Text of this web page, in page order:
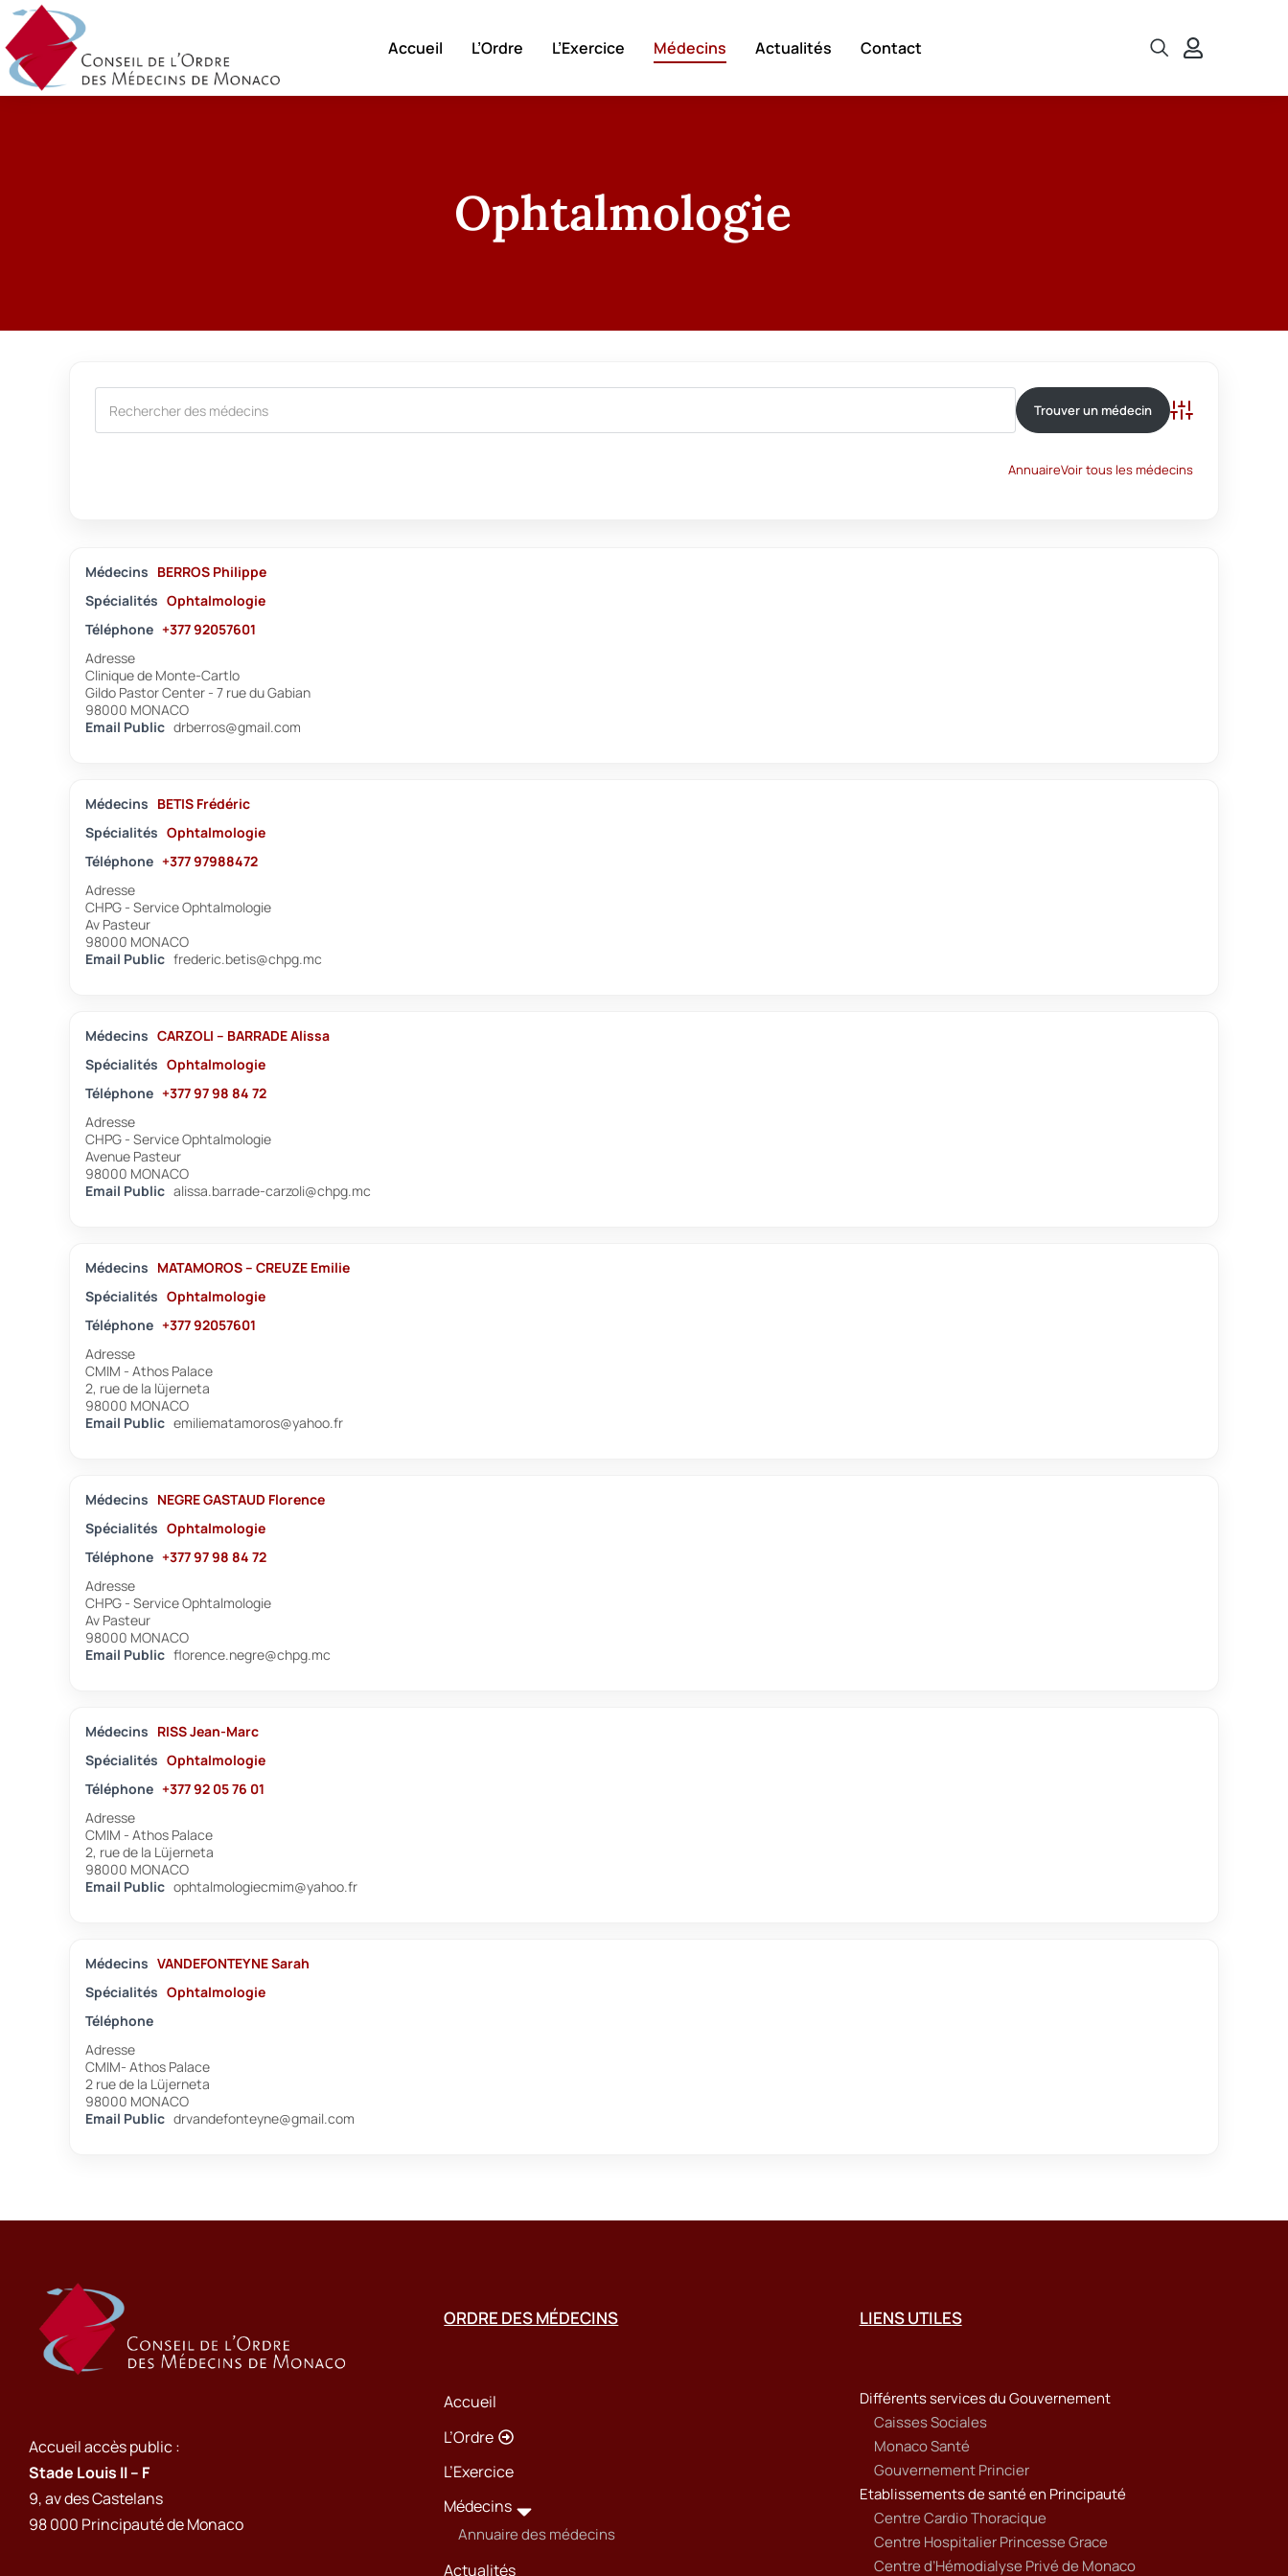
Accueil L’Ordre L’Exercice Médecins Actualités Contact
Ophtalmologie
Recherche
AnnuaireVoir tous les médecins
Médecins BERROS Philippe
Spécialités Ophtalmologie
Téléphone +377 92057601
Adresse
Clinique de Monte-Cartlo
Gildo Pastor Center - 7 rue du Gabian
98000 MONACO
Email Public drberros@gmail.com
Médecins BETIS Frédéric
Spécialités Ophtalmologie
Téléphone +377 97988472
Adresse
CHPG - Service Ophtalmologie
Av Pasteur
98000 MONACO
Email Public frederic.betis@chpg.mc
Médecins CARZOLI – BARRADE Alissa
Spécialités Ophtalmologie
Téléphone +377 97 98 84 72
Adresse
CHPG - Service Ophtalmologie
Avenue Pasteur
98000 MONACO
Email Public alissa.barrade-carzoli@chpg.mc
Médecins MATAMOROS – CREUZE Emilie
Spécialités Ophtalmologie
Téléphone +377 92057601
Adresse
CMIM - Athos Palace
2, rue de la lüjerneta
98000 MONACO
Email Public emiliematamoros@yahoo.fr
Médecins NEGRE GASTAUD Florence
Spécialités Ophtalmologie
Téléphone +377 97 98 84 72
Adresse
CHPG - Service Ophtalmologie
Av Pasteur
98000 MONACO
Email Public florence.negre@chpg.mc
Médecins RISS Jean-Marc
Spécialités Ophtalmologie
Téléphone +377 92 05 76 01
Adresse
CMIM - Athos Palace
2, rue de la Lüjerneta
98000 MONACO
Email Public ophtalmologiecmim@yahoo.fr
Médecins VANDEFONTEYNE Sarah
Spécialités Ophtalmologie
Téléphone
Adresse
CMIM- Athos Palace
2 rue de la Lüjerneta
98000 MONACO
Email Public drvandefonteyne@gmail.com
Accueil accès public :
Stade Louis II – F
9, av des Castelans
98 000 Principauté de Monaco
ORDRE DES MÉDECINS
Accueil
L’Ordre
L’Exercice
Médecins
Annuaire des médecins
Actualités
LIENS UTILES
Différents services du Gouvernement
Caisses Sociales
Monaco Santé
Gouvernement Princier
Etablissements de santé en Principauté
Centre Cardio Thoracique
Centre Hospitalier Princesse Grace
Centre d’Hémodialyse Privé de Monaco